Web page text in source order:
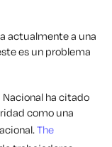
actualmente a una
es un problema
ha citado
como una
The